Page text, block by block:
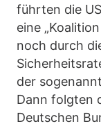
führten die
eine
noch durch
der
Dann folgten
Deutschen